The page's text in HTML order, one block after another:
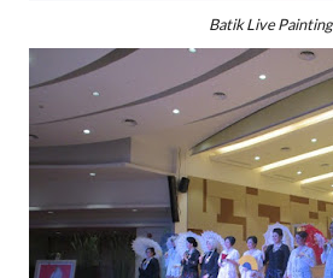
Batik Live Painting